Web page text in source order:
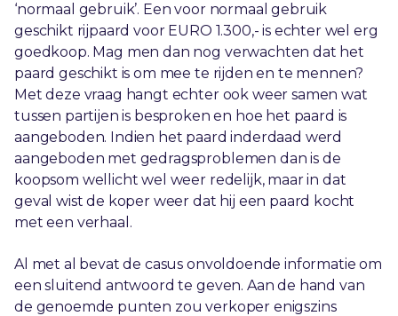
‘normaal gebruik’. Een voor normaal gebruik
geschikt rijpaard voor EURO 1.300,- is echter wel erg
goedkoop. Mag men dan nog verwachten dat het
paard geschikt is om mee te rijden en te mennen?
Met deze vraag hangt echter ook weer samen wat
tussen partijen is besproken en hoe het paard is
aangeboden. Indien het paard inderdaad werd
aangeboden met gedragsproblemen dan is de
koopsom wellicht wel weer redelijk, maar in dat
geval wist de koper weer dat hij een paard kocht
met een verhaal.
Al met al bevat de casus onvoldoende informatie om
een sluitend antwoord te geven. Aan de hand van
de genoemde punten zou verkoper enigszins